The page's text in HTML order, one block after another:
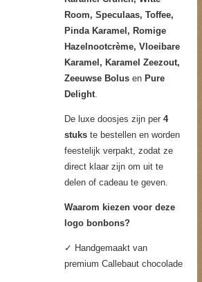
Room, Speculaas, Toffee,
Pinda Karamel, Romige
Hazelnootcrème, Vloeibare
Karamel, Karamel Zeezout,
Zeeuwse Bolus en Pure
Delight
De luxe doosjes zijn per 4
stuks te bestellen en worden
feestelijk verpakt, zodat ze
direct klaar zijn om uit te
delen of cadeau te geven.
Waarom kiezen voor deze
logo bonbons?
✓ Handgemaakt van
premium Callebaut chocolade